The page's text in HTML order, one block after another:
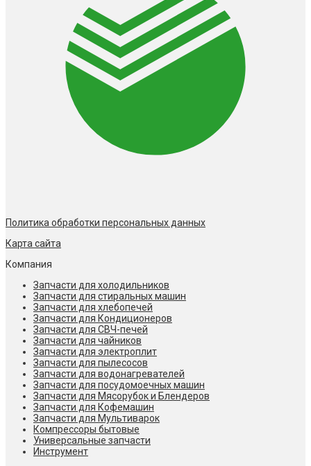
Политика обработки персональных данных
Карта сайта
Компания
Запчасти для холодильников
Запчасти для стиральных машин
Запчасти для хлебопечей
Запчасти для Кондиционеров
Запчасти для СВЧ-печей
Запчасти для чайников
Запчасти для электроплит
Запчасти для пылесосов
Запчасти для водонагревателей
Запчасти для посудомоечных машин
Запчасти для Мясорубок и Блендеров
Запчасти для Кофемашин
Запчасти для Мультиварок
Компрессоры бытовые
Универсальные запчасти
Инструмент